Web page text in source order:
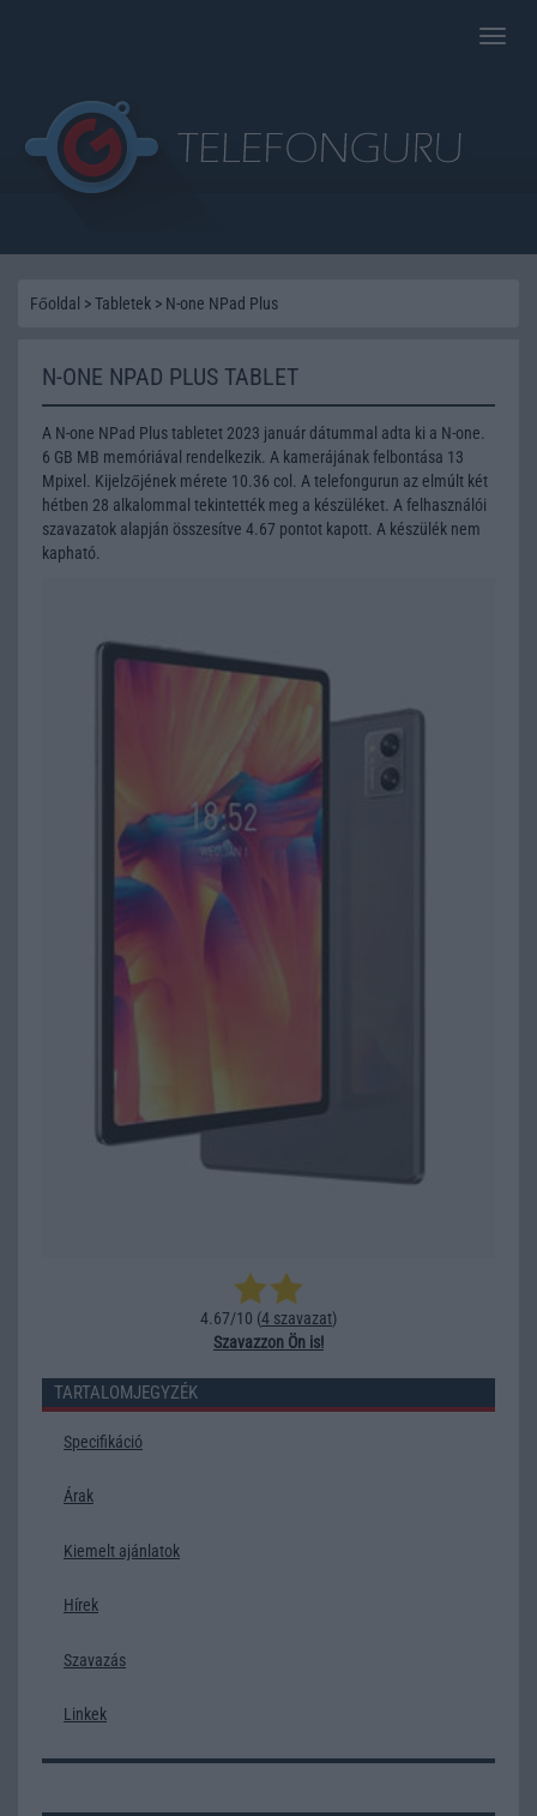
Toggle
Főoldal >Tabletek > N-one NPad Plus
N-ONE NPAD PLUS TABLET
A N-one NPad Plus tabletet 2023 január dátummal adta ki a N-one.
6 GB MB memóriával rendelkezik. A kamerájának felbontása 13
Mpixel. Kijelzőjének mérete 10.36 col. A telefongurun az elmúlt két
hétben 28 alkalommal tekintették meg a készüléket. A felhasználói
szavazatok alapján összesítve 4.67 pontot kapott. A készülék nem
kapható.
4.67/10 (4 szavazat)
Szavazzon Ön is!
TARTALOMJEGYZÉK
Specifikáció
Árak
Kiemelt ajánlatok
Hírek
Szavazás
Linkek